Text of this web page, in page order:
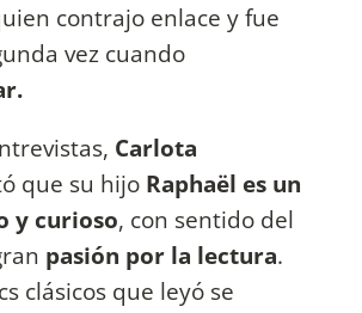
contrajo enlace y fue
vez cuando
Carlota
que su hijo Raphaël es un
y curioso, con sentido del
pasión por la lectura.
clásicos que leyó se